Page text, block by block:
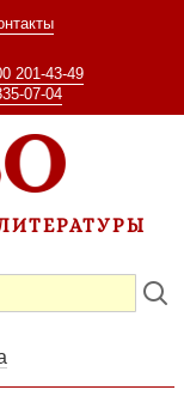
201-43-49
07-04